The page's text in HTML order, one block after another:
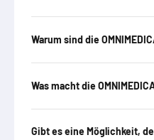
Warum sind die
Was macht die
Gibt es eine Möglichkeit,